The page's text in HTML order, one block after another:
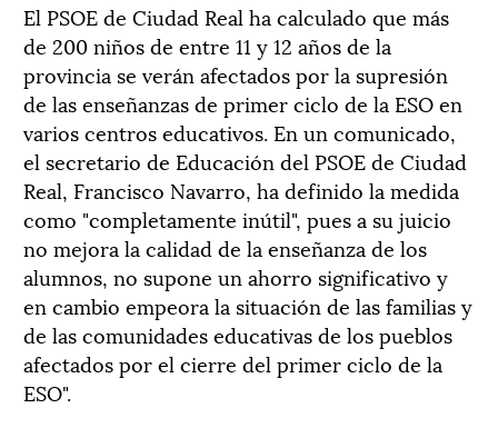
El PSOE de Ciudad Real ha calculado que más
de 200 niños de entre 11 y 12 años de la
provincia se verán afectados por la supresión
de las enseñanzas de primer ciclo de la ESO en
varios centros educativos. En un comunicado,
el secretario de Educación del PSOE de Ciudad
Real, Francisco Navarro, ha definido la medida
como "completamente inútil", pues a su juicio
no mejora la calidad de la enseñanza de los
alumnos, no supone un ahorro significativo y
en cambio empeora la situación de las familias y
de las comunidades educativas de los pueblos
afectados por el cierre del primer ciclo de la
ESO".